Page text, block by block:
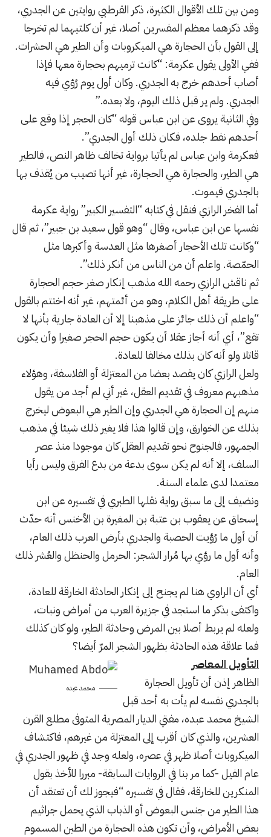
ومن بين تلك الأقوال الكثيرة، ذكر القرطبي روايتين عن الجدري،
وقد ذكرهما معظم المفسرين أصلا، غير أن كلتيهما لم تخرجا
إلى القول بأن الحجارة هي الميكروبات وأن الطير هي الحشرات.
ففي الأولى يقول عكرمة: “كانت ترميهم بحجارة معها فإذا
أصاب أحدهم خرج به الجدري. وكان أول يوم رُؤي فيه
الجدري. ولم ير قبل ذلك اليوم، ولا بعده.”
وفي الثانية يروى عن ابن عباس قوله “كان الحجر إذا وقع على
أحدهم نفط جلده، فكان ذلك أول الجدري”.
فعكرمة وابن عباس لم يأتيا برواية تخالف ظاهر النص، فالطير
هي الطير، والحجارة هي الحجارة، غير أنها تصيب من يُقذف بها
بالجدري فيموت.
أما الفخر الرازي فنقل في كتابه “التفسير الكبير” رواية عكرمة
نفسها عن ابن عباس، وقال “وهو قول سعيد بن جبير”، ثم قال
“وكانت تلك الأحجار أصغرها مثل العدسة وأكبرها مثل
الحمّصة. واعلم أن من الناس من أنكر ذلك”.
ثم ناقش الرازي رحمه الله مذهب إنكار صغر حجم الحجارة
على طريقة أهل الكلام، وهو من أئمتهم، غير أنه اختتم بالقول
“واعلم أن ذلك جائز على مذهبنا إلا أن العادة جارية بأنها لا
تقع”، أي أنه أجاز عقلا أن يكون حجم الحجر صغيرا وأن يكون
قاتلا ولو أنه كان بذلك مخالفا للعادة.
ولعل الرازي كان يقصد بعضا من المعتزلة أو الفلاسفة، وهؤلاء
مذهبهم معروف في تقديم العقل، غير أني لم أجد من يقول
منهم إن الحجارة هي الجدري وإن الطير هي البعوض ليخرج
بذلك عن الخوارق، وإن قالوا هذا فلا يغير ذلك شيئا في مذهب
الجمهور، فالجنوح نحو تقديم العقل كان موجودا منذ عصر
السلف، إلا أنه لم يكن سوى بدعة من بدع الفرق وليس رأيا
معتمدا لدى علماء السنة.
ونضيف إلى ما سبق رواية نقلها الطبري في تفسيره عن ابن
إسحاق عن يعقوب بن عتبة بن المغيرة بن الأخنس أنه حدّث
أن أول ما رُؤيت الحصبة والجدري بأرض العرب ذلك العام،
وأنه أول ما رؤي بها مُرار الشجر: الحرمل والحنظل والعُشر ذلك
العام.
أي أن الراوي هنا لم يجنح إلى إنكار الحادثة الخارقة للعادة،
واكتفى بذكر ما استجد في جزيرة العرب من أمراض ونبات،
ولعله لم يربط أصلا بين المرض وحادثة الطير، ولو كان كذلك
فما علاقة هذه الحادثة بظهور الشجر المرّ أيضا؟
محمد عبده
التأويل المعاصر
الظاهر إذن أن تأويل الحجارة
بالجدري نفسه لم يأت به أحد قبل
الشيخ محمد عبده، مفتي الديار المصرية المتوفى مطلع القرن
العشرين، والذي كان أقرب إلى المعتزلة من غيرهم، فاكتشاف
الميكروبات أصلا ظهر في عصره، ولعله وجد في ظهور الجدري في
عام الفيل -كما مر بنا في الروايات السابقة- مبررا للأخذ بقول
المنكرين للخارقة، فقال في تفسيره “فيجوز لك أن تعتقد أن
هذا الطير من جنس البعوض أو الذباب الذي يحمل جراثيم
بعض الأمراض، وأن تكون هذه الحجارة من الطين المسموم